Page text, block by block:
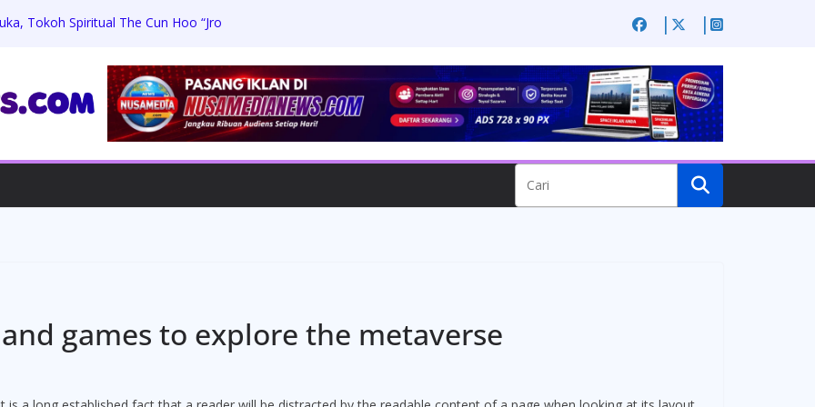
Tokoh Spiritual The Cun Hoo “Jro
Ancaman Korupsi
Gelar Pasukan LKO Kogabwilhan II
Bencana
Sambang, Jaga Kamtibmas dan
Ngaben Massal Perdana Desa Adat
Royong Lestarikan Adat
games to explore the metaverse